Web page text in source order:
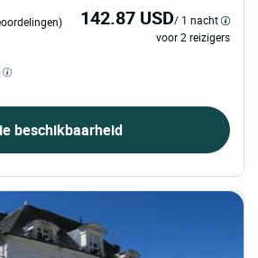
142.87 USD/ 1 nacht
voor 2 reizigers
beschikbaarheid